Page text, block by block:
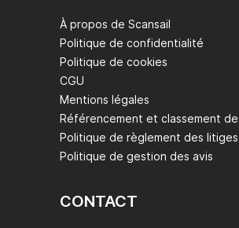
À propos de Scansail
Politique de confidentialité
Politique de cookies
CGU
Mentions légales
Référencement et classement
Politique de règlement des litiges
Politique de gestion des avis
CONTACT